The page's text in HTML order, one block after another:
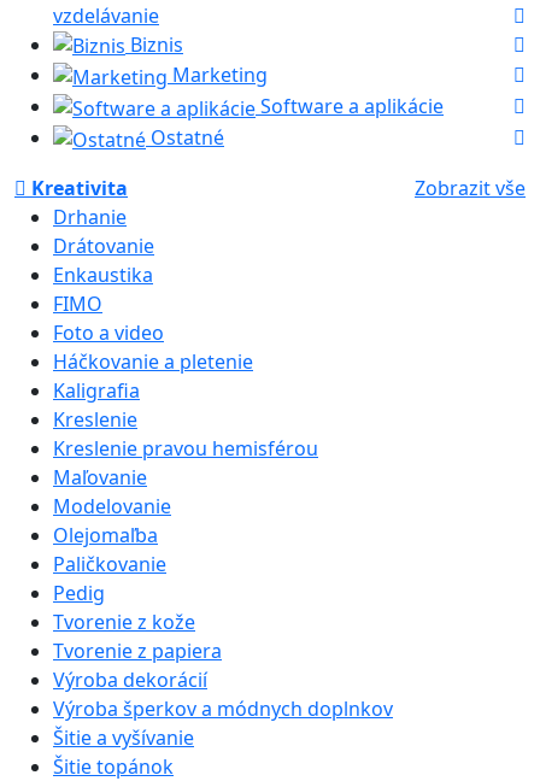
vzdelávanie
Biznis
Marketing
Software a aplikácie
Ostatné
Kreativita
Zobrazit vše
Drhanie
Drátovanie
Enkaustika
FIMO
Foto a video
Háčkovanie a pletenie
Kaligrafia
Kreslenie
Kreslenie pravou hemisférou
Maľovanie
Modelovanie
Olejomaľba
Paličkovanie
Pedig
Tvorenie z kože
Tvorenie z papiera
Výroba dekorácií
Výroba šperkov a módnych doplnkov
Šitie a vyšívanie
Šitie topánok